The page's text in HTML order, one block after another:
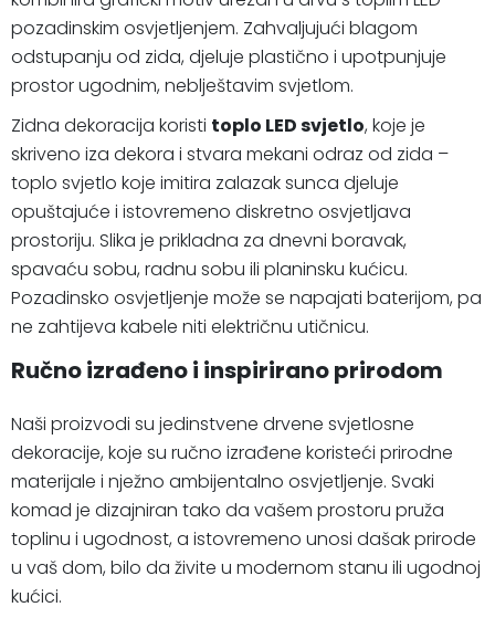
pozadinskim osvjetljenjem. Zahvaljujući blagom
odstupanju od zida, djeluje plastično i upotpunjuje
prostor ugodnim, neblještavim svjetlom.
Zidna dekoracija koristi toplo LED svjetlo, koje je
skriveno iza dekora i stvara mekani odraz od zida –
toplo svjetlo koje imitira zalazak sunca djeluje
opuštajuće i istovremeno diskretno osvjetljava
prostoriju. Slika je prikladna za dnevni boravak,
spavaću sobu, radnu sobu ili planinsku kućicu.
Pozadinsko osvjetljenje može se napajati baterijom, pa
ne zahtijeva kabele niti električnu utičnicu.
Ručno izrađeno i inspirirano prirodom
Naši proizvodi su jedinstvene drvene svjetlosne
dekoracije, koje su ručno izrađene koristeći prirodne
materijale i nježno ambijentalno osvjetljenje. Svaki
komad je dizajniran tako da vašem prostoru pruža
toplinu i ugodnost, a istovremeno unosi dašak prirode
u vaš dom, bilo da živite u modernom stanu ili ugodnoj
kućici.